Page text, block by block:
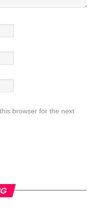
browser for the next